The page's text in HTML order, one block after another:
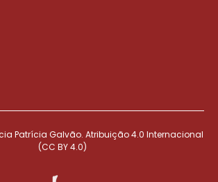
Patrícia Galvão. Atribuição 4.0 Internacional
(CC BY 4.0)